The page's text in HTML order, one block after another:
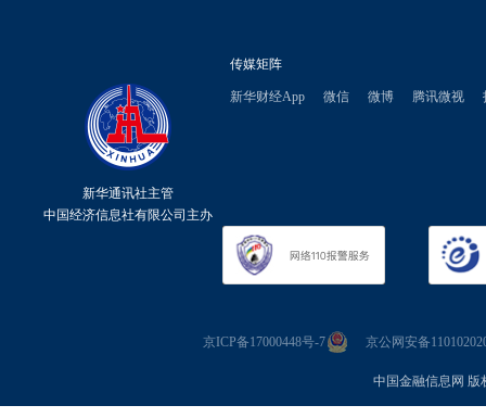
新华通讯社主管
中国经济信息社有限公司主办
传媒矩阵
新华财经App 微信 微博 腾讯微视
京ICP备17000448号-7 京公网安备
中国金融信息网 版